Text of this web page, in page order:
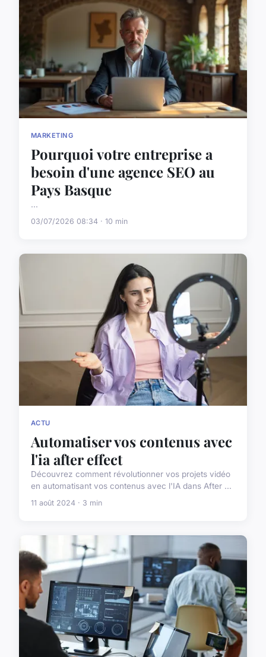
MARKETING
Pourquoi votre entreprise a
besoin d'une agence SEO au
Pays Basque
...
03/07/2026 08:34 · 10 min
ACTU
Automatiser vos contenus avec
l'ia after effect
Découvrez comment révolutionner vos projets vidéo
en automatisant vos contenus avec l'IA dans After ...
11 août 2024 · 3 min